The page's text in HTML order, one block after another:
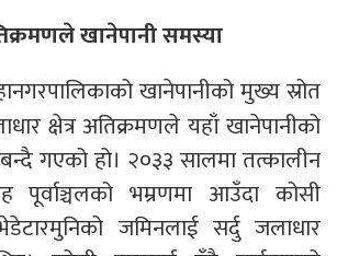
खानेपानी समस्या
खानेपानीको मुख्य स्रोत
क्षेत्र अतिक्रमणले यहाँ खानेपानीको
गएको हो। २०३३ सालमा तत्कालीन
पूर्वाञ्चलको भम्रणमा आउँदा कोसी
जमिनलाई सर्दु जलाधार